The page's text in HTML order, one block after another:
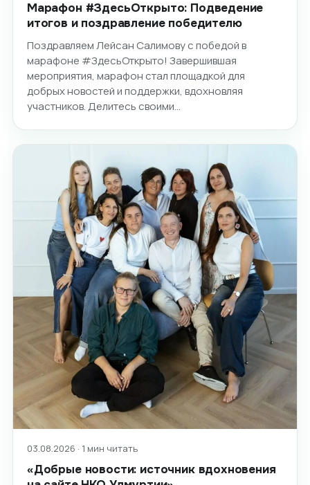
Марафон #ЗдесьОткрыто: Подведение
итогов и поздравление победителю
Поздравляем Лейсан Салимову с победой в
марафоне #ЗдесьОткрыто! Завершившая
мероприятия, марафон стал площадкой для
добрых новостей и поддержки, вдохновляя
участников. Делитесь своими…
03.08.2026 · 1 мин читать
«Добрые новости: источник вдохновения